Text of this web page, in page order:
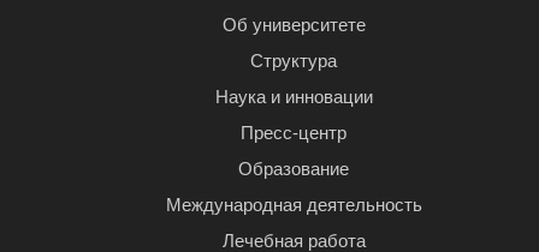
Об университете
Структура
Наука и инновации
Пресс-центр
Образование
Международная деятельность
Лечебная работа